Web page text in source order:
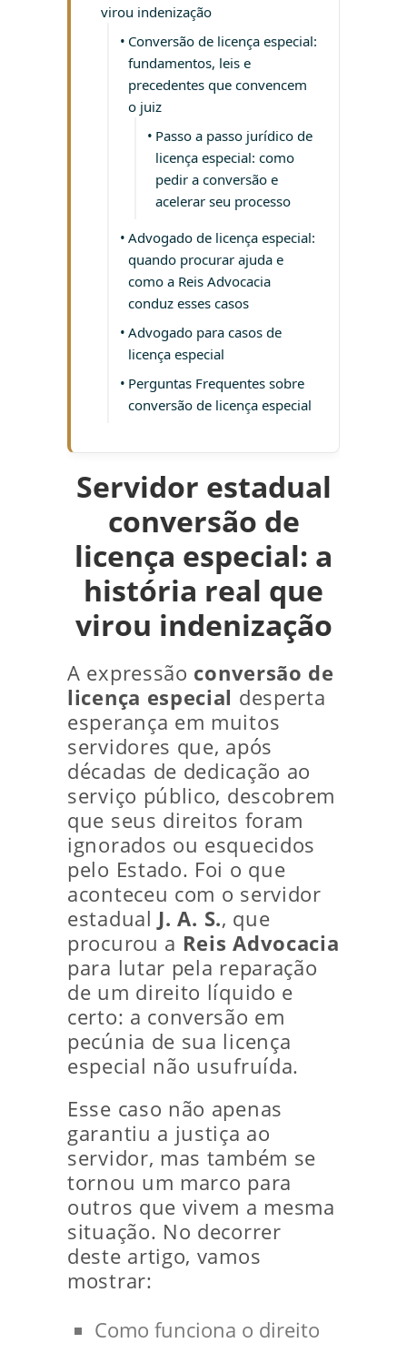
virou indenização
Conversão de licença especial:
fundamentos, leis e
precedentes que convencem
o juiz
Passo a passo jurídico de
licença especial: como
pedir a conversão e
acelerar seu processo
Advogado de licença especial:
quando procurar ajuda e
como a Reis Advocacia
conduz esses casos
Advogado para casos de
licença especial
Perguntas Frequentes sobre
conversão de licença especial
Servidor estadual
conversão de
licença especial: a
história real que
virou indenização
A expressão conversão de
licença especial desperta
esperança em muitos
servidores que, após
décadas de dedicação ao
serviço público, descobrem
que seus direitos foram
ignorados ou esquecidos
pelo Estado. Foi o que
aconteceu com o servidor
estadual J. A. S., que
procurou a Reis Advocacia
para lutar pela reparação
de um direito líquido e
certo: a conversão em
pecúnia de sua licença
especial não usufruída.
Esse caso não apenas
garantiu a justiça ao
servidor, mas também se
tornou um marco para
outros que vivem a mesma
situação. No decorrer
deste artigo, vamos
mostrar:
Como funciona o direito